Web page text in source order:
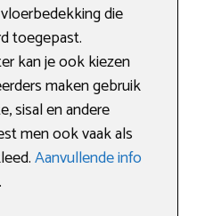
die
toegepast.
kan je ook kiezen
maken gebruik
sisal en andere
men ook vaak als
Aanvullende info
.